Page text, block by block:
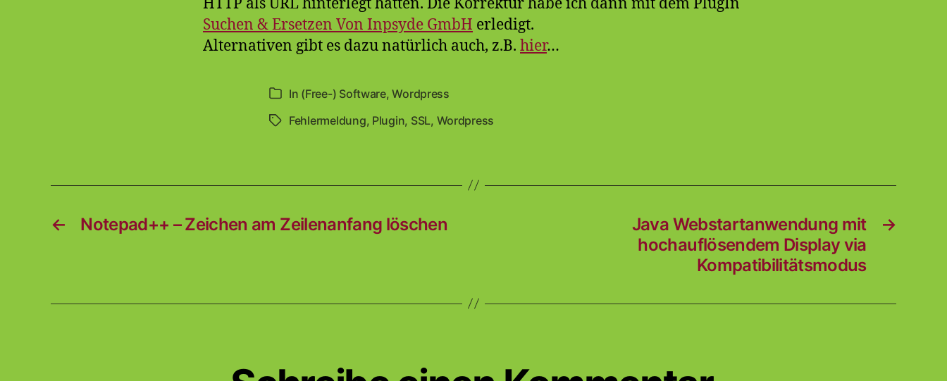
Suchen & Ersetzen Von Inpsyde GmbH erledigt.
Alternativen gibt es dazu natürlich auch, z.B. hier…
Kategorien
In (Free-) Software,Wordpress
Schlagwörter
Fehlermeldung, Plugin, SSL, Wordpress
← Notepad++ – Zeichen am Zeilenanfang löschen →
Java Webstartanwendung mit
hochauflösendem Display via
Kompatibilitätsmodus